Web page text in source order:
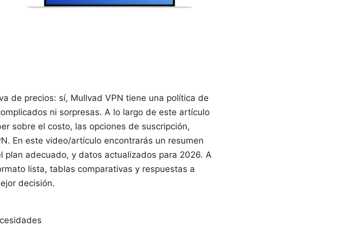
de precios: sí, Mullvad VPN tiene una política de
ni sorpresas. A lo largo de este artículo
sobre el costo, las opciones de suscripción,
En este video/artículo encontrarás un resumen
plan adecuado, y datos actualizados para 2026. A
lista, tablas comparativas y respuestas a
decisión.